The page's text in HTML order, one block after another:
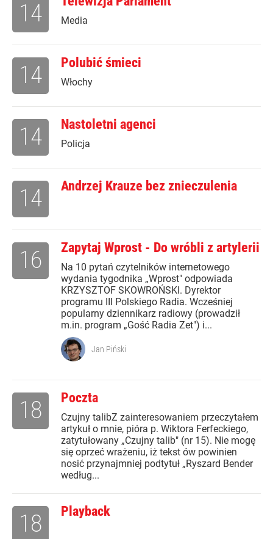
Media
14
Polubić śmieci
Włochy
14
Nastoletni agenci
Policja
14
Andrzej Krauze bez znieczulenia
14
Zapytaj Wprost - Do wróbli z artylerii
Na 10 pytań czytelników internetowego
wydania tygodnika „Wprost" odpowiada
KRZYSZTOF SKOWROŃSKI. Dyrektor
programu III Polskiego Radia. Wcześniej
popularny dziennikarz radiowy (prowadził
m.in. program „Gość Radia Zet") i...
16
Jan Piński
Poczta
Czujny talibZ zainteresowaniem przeczytałem
artykuł o mnie, pióra p. Wiktora Ferfeckiego,
zatytułowany „Czujny talib" (nr 15). Nie mogę
się oprzeć wrażeniu, iż tekst ów powinien
nosić przynajmniej podtytuł „Ryszard Bender
według...
18
Playback
18